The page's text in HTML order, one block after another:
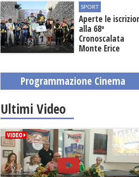
SPORT
Aperte le
alla 68ª
Cronoscalata
Monte Erice
Programmazione Cinema
Ultimi Video